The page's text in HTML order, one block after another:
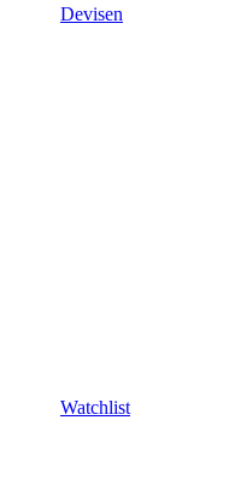
Devisen
Watchlist